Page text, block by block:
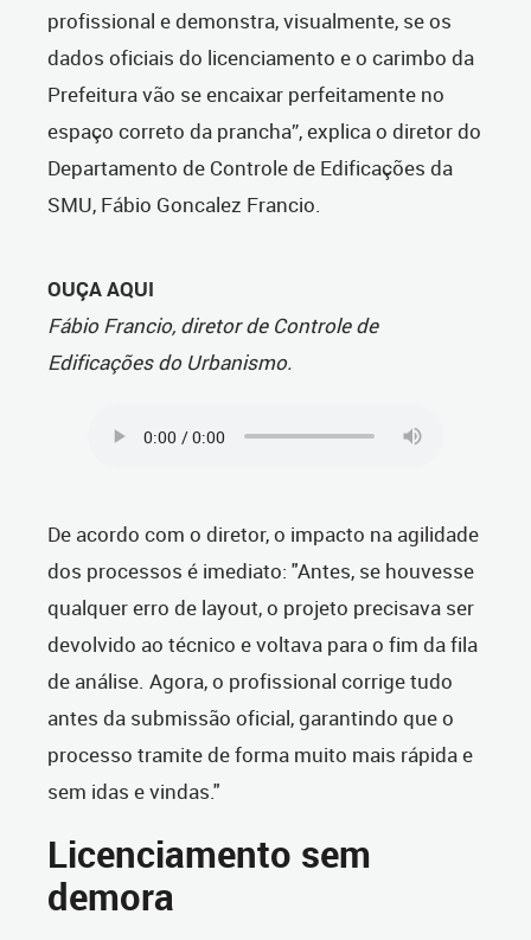
profissional e demonstra, visualmente, se os
dados oficiais do licenciamento e o carimbo da
Prefeitura vão se encaixar perfeitamente no
espaço correto da prancha”, explica o diretor do
Departamento de Controle de Edificações da
SMU, Fábio Goncalez Francio.
OUÇA AQUI
Fábio Francio, diretor de Controle de
Edificações do Urbanismo.
De acordo com o diretor, o impacto na agilidade
dos processos é imediato: "Antes, se houvesse
qualquer erro de layout, o projeto precisava ser
devolvido ao técnico e voltava para o fim da fila
de análise. Agora, o profissional corrige tudo
antes da submissão oficial, garantindo que o
processo tramite de forma muito mais rápida e
sem idas e vindas."
Licenciamento sem
demora